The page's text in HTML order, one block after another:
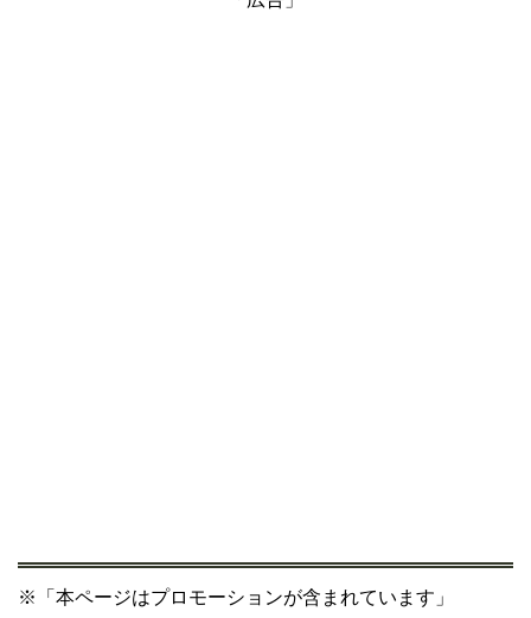
※「本ページはプロモーションが含まれています」